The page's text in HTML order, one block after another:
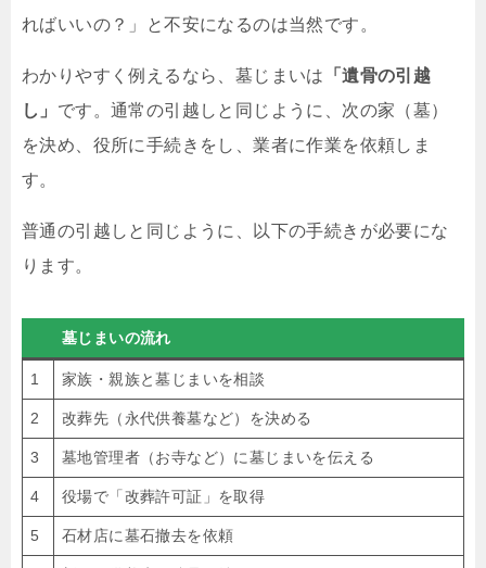
ればいいの？」と不安になるのは当然です。
わかりやすく例えるなら、墓じまいは
「遺骨の引越
し」 です。通常の引越しと同じように、次の家（墓）
を決め、役所に手続きをし、業者に作業を依頼しま
す。
普通の引越しと同じように、以下の手続きが必要にな
ります。
墓じまいの流れ
1 家族・親族と墓じまいを相談
2 改葬先（永代供養墓など）を決める
3 墓地管理者（お寺など）に墓じまいを伝える
4 役場で「改葬許可証」を取得
5 石材店に墓石撤去を依頼